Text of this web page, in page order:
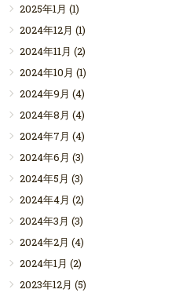
2025年1月 (1)
2024年12月 (1)
2024年11月 (2)
2024年10月 (1)
2024年9月 (4)
2024年8月 (4)
2024年7月 (4)
2024年6月 (3)
2024年5月 (3)
2024年4月 (2)
2024年3月 (3)
2024年2月 (4)
2024年1月 (2)
2023年12月 (5)